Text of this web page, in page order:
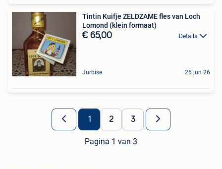
Tintin Kuifje ZELDZAME fles van Loch
Lomond (klein formaat)
€ 65,00 Details
Jurbise 25 jun 26
1 2 3
Pagina 1 van 3